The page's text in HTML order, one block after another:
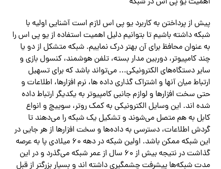
پیش از پرداختن به کاربرد یو پی اس لازم است آشنایی اولیه با
شبکه داشته باشیم تا بتوانیم دلیل اهمیت استفاده از یو پی اس را
به عنوان محافظ برای آن بهتر درک نماییم. شبکه متشکل از دو یا
چند کامپیوتر، دوربین مدار بسته، تلفن هوشمند، کنسول بازی و
سایر دستگاه‌‌های الکترونیکی‌.‌‌..‌ می‌تواند باشد که برای تسهیل
ارتباط میان آنها و اشتراک گذاری داده ها، نرم افزارها، اطلاعات و
حتی سخت افزارها و لوازم جانبی کامپیوتر به یکدیگر ارتباط داده
شده اند. این وسایل الکترونیکی به کمک روتر، سوییچ و انواع
کابل به هم متصل‌ می‌شوند و تشکیل یک شبکه را‌ می‌دهند تا
گردش اطلاعات، دسترسی به داده‌‌ها و سخت افزارها از هر جایی در
این شبکه ممکن باشد. اولین شبکه در دهه ۶۰ میلادی پا به عرصه
گذاشت در نتیجه بیش از ۶۰ سال از عمر شبکه‌ می‌گذرد و در این
مدت شبکه‌‌ها پیشرفت چشمگیری داشته اند و بسیار بزرگتر از قبل